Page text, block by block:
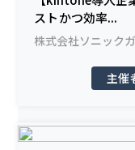
ストかつ効率...
株式会社ソニック
主催